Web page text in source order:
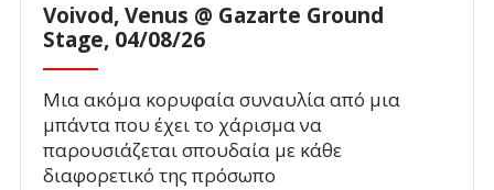
Voivod, Venus @ Gazarte Ground
Stage, 04/08/26
Μια ακόμα κορυφαία συναυλία από μια
μπάντα που έχει το χάρισμα να
παρουσιάζεται σπουδαία με κάθε
διαφορετικό της πρόσωπο